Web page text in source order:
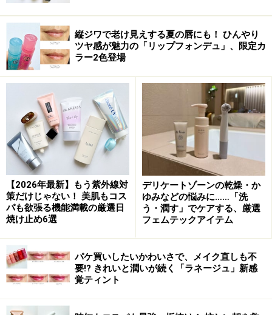
縦ジワで老け見えする夏の唇にも！ ひんやり
ツヤ感が魅力の「リップフォンデュ」、限定カ
ラー2色登場
【2026年最新】もう紫外線対
策だけじゃない！ 美肌もコス
パも欲張る機能満載の厳選日
焼け止め6選
デリケートゾーンの乾燥・か
ゆみなどの悩みに……「洗
う・潤す」でケアする、厳選
フェムテックアイテム
パケ買いしたいかわいさで、メイク直しも不
要!? きれいと潤いが続く「ラネージュ」新感
覚ティント